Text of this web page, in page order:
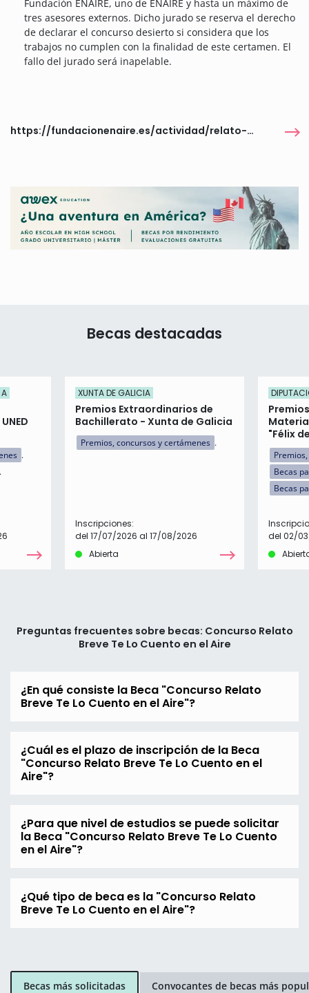
Fundación ENAIRE, uno de ENAIRE y hasta un máximo de
tres asesores externos. Dicho jurado se reserva el derecho
de declarar el concurso desierto si considera que los
trabajos no cumplen con la finalidad de este certamen. El
fallo del jurado será inapelable.
https://fundacionenaire.es/actividad/relato-breve-26/
Becas destacadas
XUNTA DE GALICIA
Premios Extraordinarios de
Bachillerato - Xunta de Galicia
Premios, concursos y certámenes
Inscripciones:
del 17/07/2026 al 17/08/2026
Abierta
"Félix
Becas
Becas
del 02/
Preguntas frecuentes sobre becas: Concurso Relato
Breve Te Lo Cuento en el Aire
¿En qué consiste la Beca "Concurso Relato
Breve Te Lo Cuento en el Aire"?
¿Cuál es el plazo de inscripción de la Beca
"Concurso Relato Breve Te Lo Cuento en el
Aire"?
¿Para que nivel de estudios se puede solicitar
la Beca "Concurso Relato Breve Te Lo Cuento
en el Aire"?
¿Qué tipo de beca es la "Concurso Relato
Breve Te Lo Cuento en el Aire"?
Becas más solicitadas Convocantes de becas más